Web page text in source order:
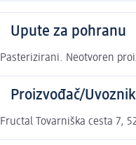
Upute za pohranu
Pasterizirani. Neotvoren
Proizvođač/Uvoznik
Fructal Tovarniška cesta 7,